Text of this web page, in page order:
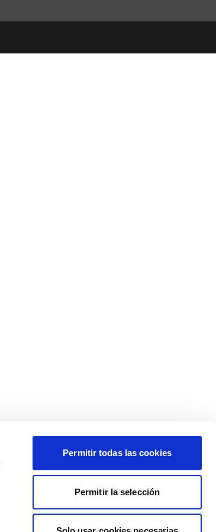
Permitir todas las cookies
Permitir la selección